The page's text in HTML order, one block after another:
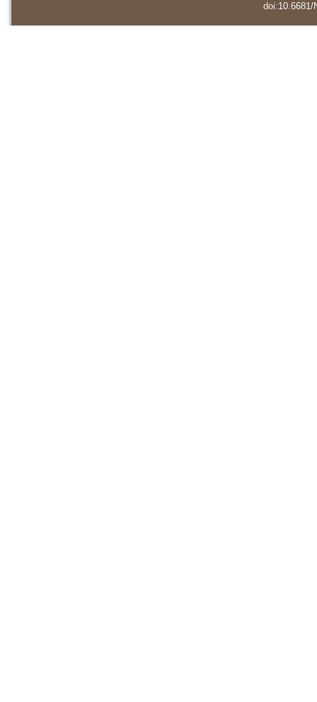
doi:10.6681/